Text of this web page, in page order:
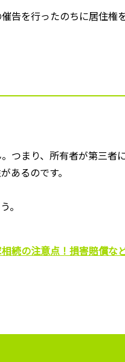
告を行ったのちに居住権
つまり、所有者が第三者
あるのです。
。
続の注意点！損害賠償な